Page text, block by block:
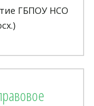
ГБПОУ НСО